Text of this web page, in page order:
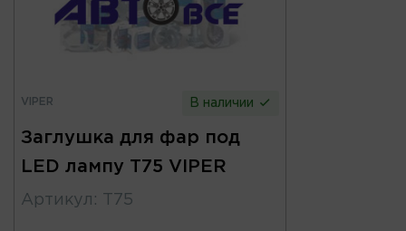
VIPER В наличии
Заглушка для фар под
LED лампу T75 VIPER
Артикул : T75